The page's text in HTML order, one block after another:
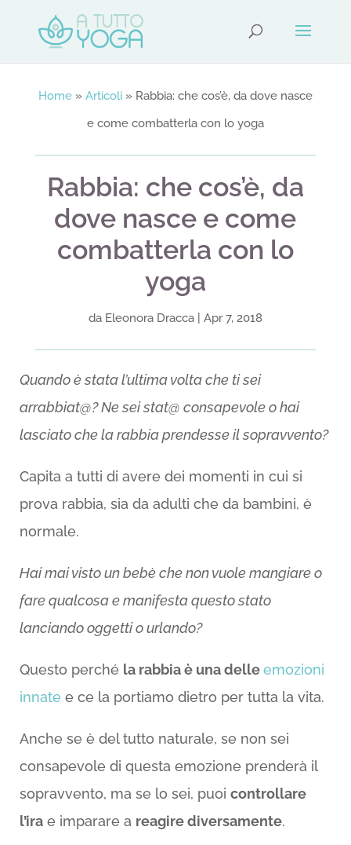
Home» Articoli» Rabbia: che cos’è, da dove nasce
e come combatterla con lo yoga
Rabbia: che cos’è, da
dove nasce e come
combatterla con lo
yoga
da Eleonora Dracca| Apr 7, 2018
Quando è stata l’ultima volta che ti sei
arrabbiat@? Ne sei stat@ consapevole o hai
lasciato che la rabbia prendesse il sopravvento?
Capita a tutti di avere dei momenti in cui si
prova rabbia, sia da adulti che da bambini, è
normale.
Hai mai visto un bebè che non vuole mangiare o
fare qualcosa e manifesta questo stato
lanciando oggetti o urlando?
Questo perché la rabbia è una delleemozioni
innate e ce la portiamo dietro per tutta la vita.
Anche se è del tutto naturale, se non sei
consapevole di questa emozione prenderà il
sopravvento, ma se lo sei, puoi controllare
l’irae imparare a reagire diversamente.